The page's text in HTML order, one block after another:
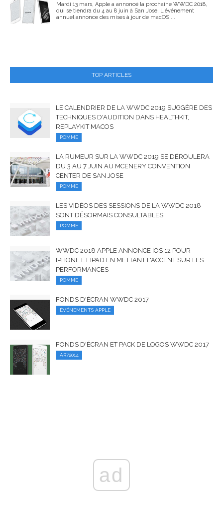
Mardi 13 mars, Apple a annoncé la prochaine WWDC 2018,
qui se tiendra du 4 au 8 juin à San Jose. L'événement
annuel annonce des mises à jour de macOS,...
TOP ARTICLES
LE CALENDRIER DE LA WWDC 2019 SUGGÈRE DES
TECHNIQUES D'AUDITION DANS HEALTHKIT,
REPLAYKIT MACOS
POMME
LA RUMEUR SUR LA WWDC 2019 SE DÉROULERA
DU 3 AU 7 JUIN AU MCENERY CONVENTION
CENTER DE SAN JOSE
POMME
LES VIDÉOS DES SESSIONS DE LA WWDC 2018
SONT DÉSORMAIS CONSULTABLES
POMME
WWDC 2018 APPLE ANNONCE IOS 12 POUR
IPHONE ET IPAD EN METTANT L'ACCENT SUR LES
PERFORMANCES
POMME
FONDS D'ÉCRAN WWDC 2017
ÉVÉNEMENTS APPLE
FONDS D'ÉCRAN ET PACK DE LOGOS WWDC 2017
AR72014
ad